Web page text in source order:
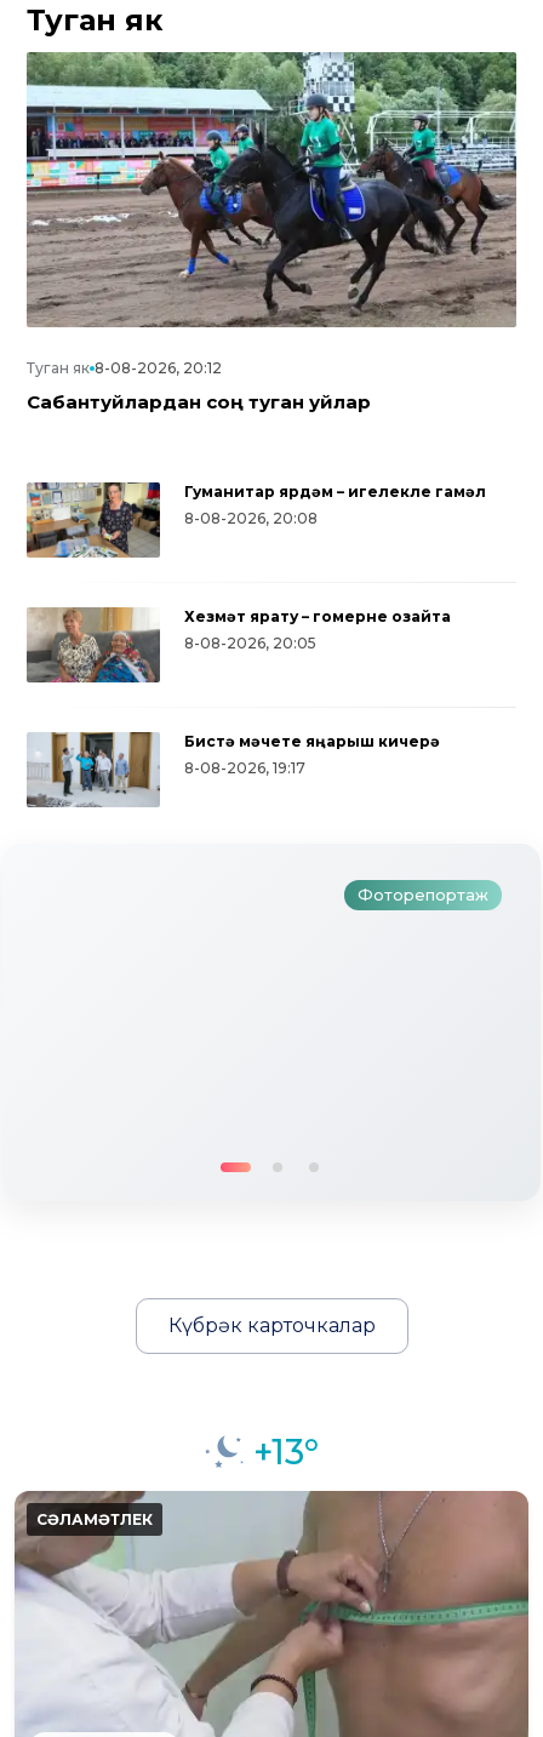
Туган як
Туган як 8-08-2026, 20:12
Сабантуйлардан соң туган уйлар
Гуманитар ярдәм – игелекле гамәл
8-08-2026, 20:08
Хезмәт ярату – гомерне озайта
8-08-2026, 20:05
Бистә мәчете яңарыш кичерә
8-08-2026, 19:17
Фоторепортаж
Түбән Кама районында тугызынчы
тапкыр «Авылым хуҗабикәсе»
бәйгесе узды
Күбрәк карточкалар
+13°